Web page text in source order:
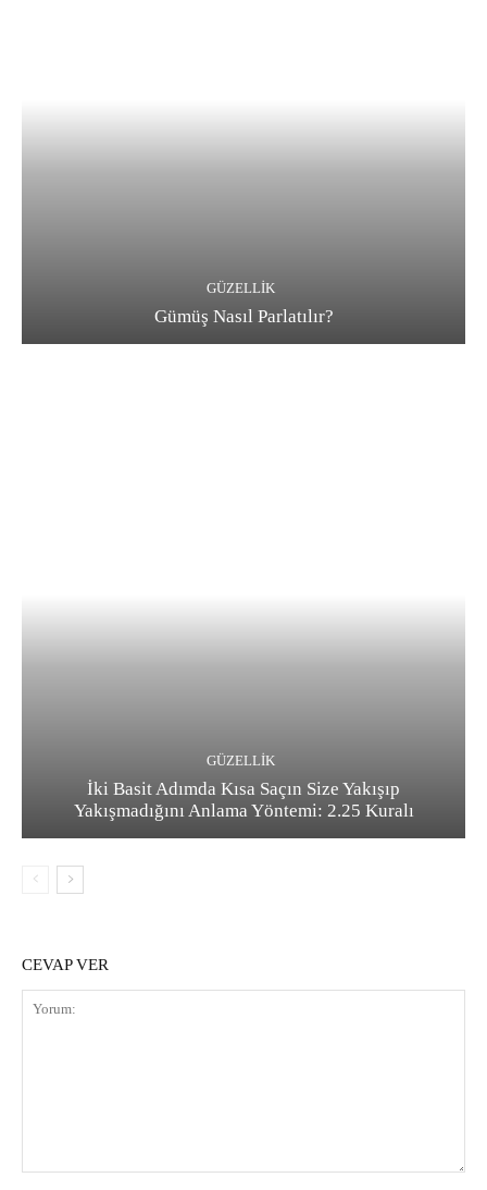
GÜZELLIK
Gümüş Nasıl Parlatılır?
GÜZELLIK
İki Basit Adımda Kısa Saçın Size Yakışıp
Yakışmadığını Anlama Yöntemi: 2.25 Kuralı
CEVAP VER